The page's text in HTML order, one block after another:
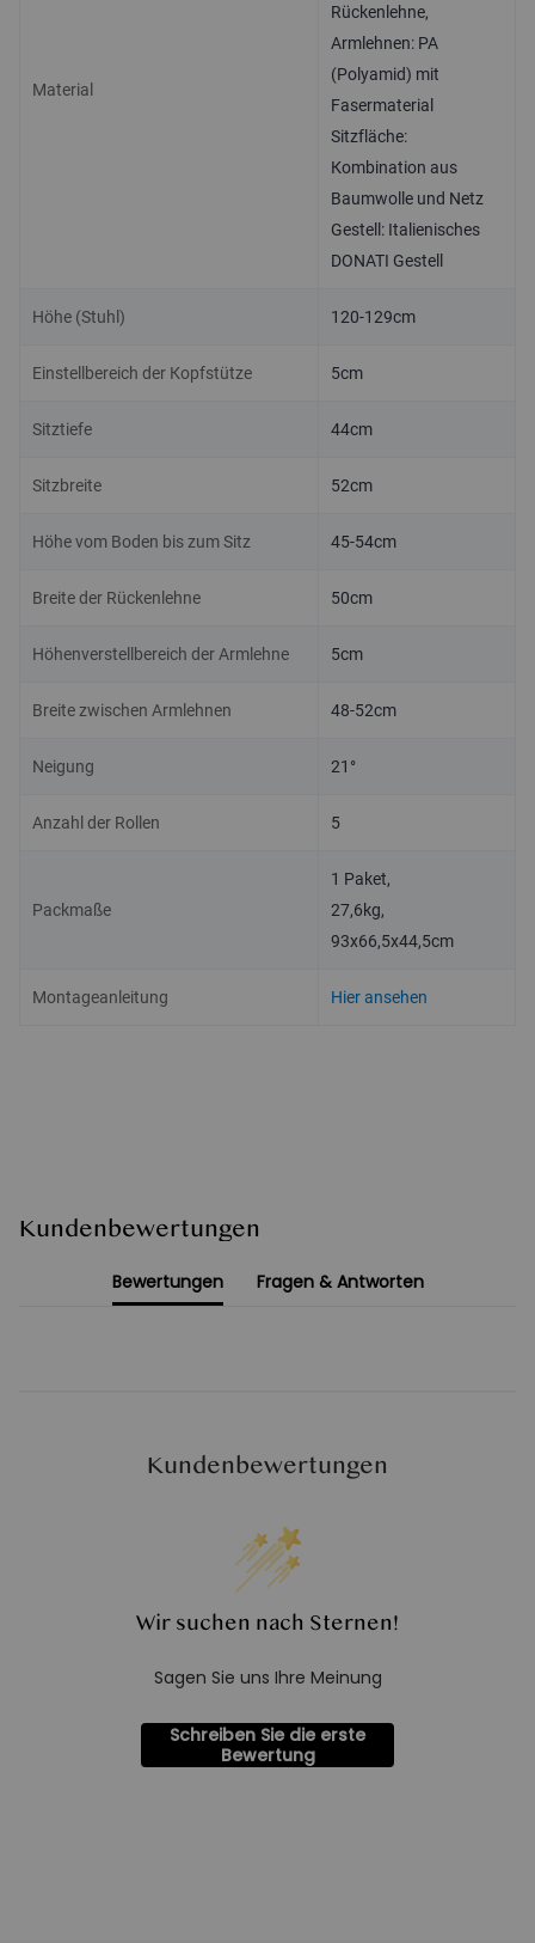
Material
Rückenlehne,
Armlehnen: PA
(Polyamid) mit
Fasermaterial
Sitzfläche:
Kombination aus
Baumwolle und Netz
Gestell: Italienisches
DONATI Gestell
Höhe (Stuhl) 120-129cm
Einstellbereich der Kopfstütze 5cm
Sitztiefe 44cm
Sitzbreite 52cm
Höhe vom Boden bis zum Sitz 45-54cm
Breite der Rückenlehne 50cm
Höhenverstellbereich der Armlehne 5cm
Breite zwischen Armlehnen 48-52cm
Neigung 21°
Anzahl der Rollen 5
Packmaße
1 Paket,
27,6kg,
93x66,5x44,5cm
Montageanleitung Hier ansehen
Kundenbewertungen
Bewertungen Fragen & Antworten
Kundenbewertungen
Wir suchen nach Sternen!
Sagen Sie uns Ihre Meinung
Schreiben Sie die erste
Bewertung